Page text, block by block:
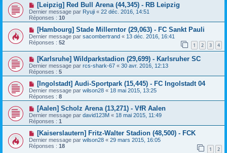
[Leipzig] Red Bull Arena (44,345) - RB Leipzig
Dernier message par Ryuji « 22 déc. 2016, 14:51
Réponses : 10
[Hambourg] Stade Millerntor (29,063) - FC Sankt Pauli
Dernier message par sacombertrand « 13 déc. 2016, 16:41
Réponses : 52 1 2 3 4
[Karlsruhe] Wildparkstadion (29,699) - Karlsruher SC
Dernier message par rcs-shark-67 « 30 avr. 2016, 12:13
Réponses : 5
[Ingolstadt] Audi-Sportpark (15,445) - FC Ingolstadt 04
Dernier message par wilson28 « 18 mai 2015, 13:25
Réponses : 8
[Aalen] Scholz Arena (13,271) - VfR Aalen
Dernier message par david123M « 18 mai 2015, 11:49
Réponses : 1
[Kaiserslautern] Fritz-Walter Stadion (48,500) - FCK
Dernier message par wilson28 « 29 mars 2015, 16:05
Réponses : 18 1 2